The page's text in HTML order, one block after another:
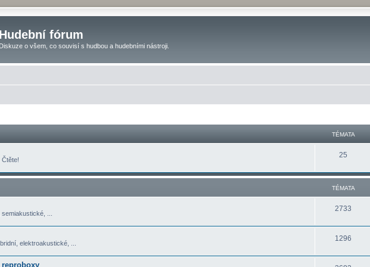
Hudební fórum
Diskuze o všem, co souvisí s hudbou a hudebními nástroji.
TÉMATA
25
TÉMATA
...
2733
elektroakustické, ...
1296
reproboxy